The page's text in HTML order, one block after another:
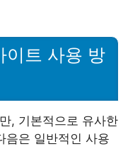
이트 사용 방
, 기본적으로 유사한
음은 일반적인 사용